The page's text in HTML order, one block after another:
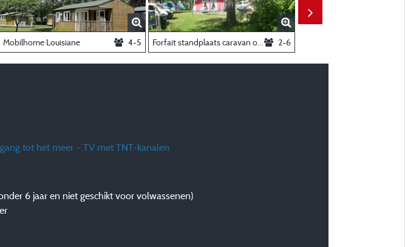
Mobilhome Louisiane 4-5 Forfait standplaats caravan of tent + elektriciteit 10 A + voertuig 2-6
tot het meer – TV met TNT-kanalen
6 jaar en niet geschikt voor volwassenen)